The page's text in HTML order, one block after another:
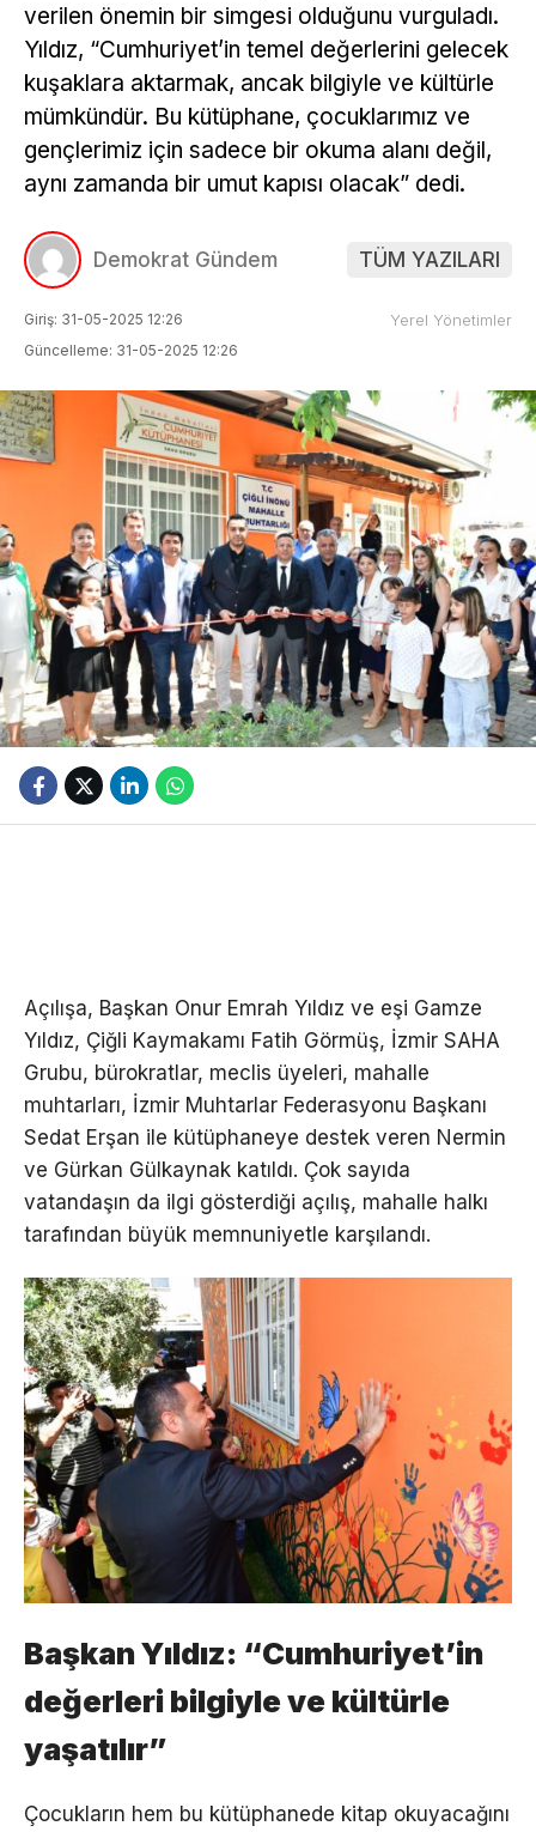
verilen önemin bir simgesi olduğunu vurguladı.
Yıldız, “Cumhuriyet’in temel değerlerini gelecek
kuşaklara aktarmak, ancak bilgiyle ve kültürle
mümkündür. Bu kütüphane, çocuklarımız ve
gençlerimiz için sadece bir okuma alanı değil,
aynı zamanda bir umut kapısı olacak” dedi.
Demokrat Gündem TÜM YAZILARI
Giriş: 31-05-2025 12:26
Güncelleme: 31-05-2025 12:26
Yerel Yönetimler
Açılışa, Başkan Onur Emrah Yıldız ve eşi Gamze
Yıldız, Çiğli Kaymakamı Fatih Görmüş, İzmir SAHA
Grubu, bürokratlar, meclis üyeleri, mahalle
muhtarları, İzmir Muhtarlar Federasyonu Başkanı
Sedat Erşan ile kütüphaneye destek veren Nermin
ve Gürkan Gülkaynak katıldı. Çok sayıda
vatandaşın da ilgi gösterdiği açılış, mahalle halkı
tarafından büyük memnuniyetle karşılandı.
Başkan Yıldız: “Cumhuriyet’in
değerleri bilgiyle ve kültürle
yaşatılır”
Çocukların hem bu kütüphanede kitap okuyacağını